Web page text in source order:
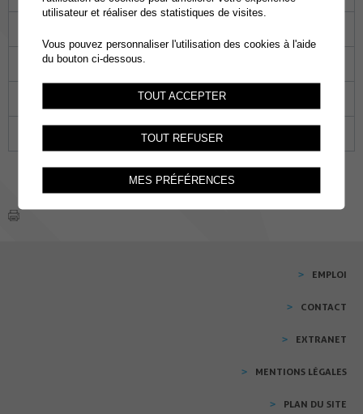
18 19
27 28
03
EMPLOI
CONTACT
EXTRANET
MENTIONS LÉGALES
PLAN DU SITE
utilisateur et réaliser des statistiques de visites.
Vous pouvez personnaliser l'utilisation des cookies à l'aide
du bouton ci-dessous.
TOUT ACCEPTER
TOUT REFUSER
MES PRÉFÉRENCES